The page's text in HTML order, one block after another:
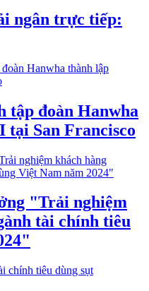
ngân trực tiếp:
tập đoàn Hanwha
tại San Francisco
"Trải nghiệm
tài chính tiêu